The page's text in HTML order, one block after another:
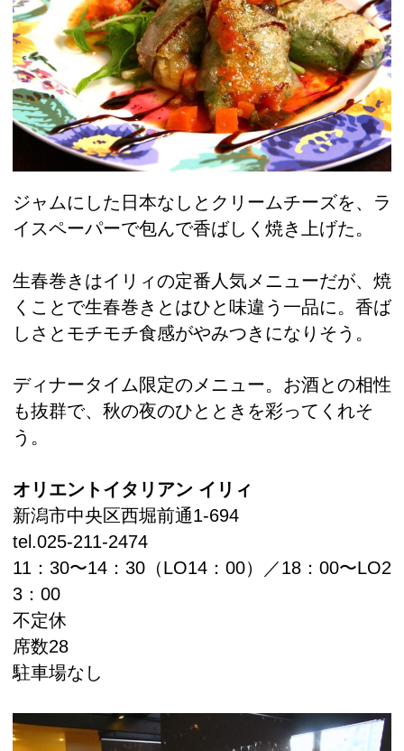
ジャムにした日本なしとクリームチーズを、ラ
イスペーパーで包んで香ばしく焼き上げた。
生春巻きはイリィの定番人気メニューだが、焼
くことで生春巻きとはひと味違う一品に。香ば
しさとモチモチ食感がやみつきになりそう。
ディナータイム限定のメニュー。お酒との相性
も抜群で、秋の夜のひとときを彩ってくれそ
う。
オリエントイタリアン イリィ
新潟市中央区西堀前通1-694
tel.025-211-2474
11：30〜14：30（LO14：00）／18：00〜LO2
3：00
不定休
席数28
駐車場なし